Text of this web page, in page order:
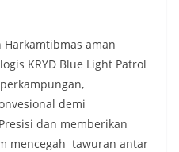
Harkamtibmas aman
KRYD Blue Light Patrol
demi
dan memberikan
mencegah tawuran antar